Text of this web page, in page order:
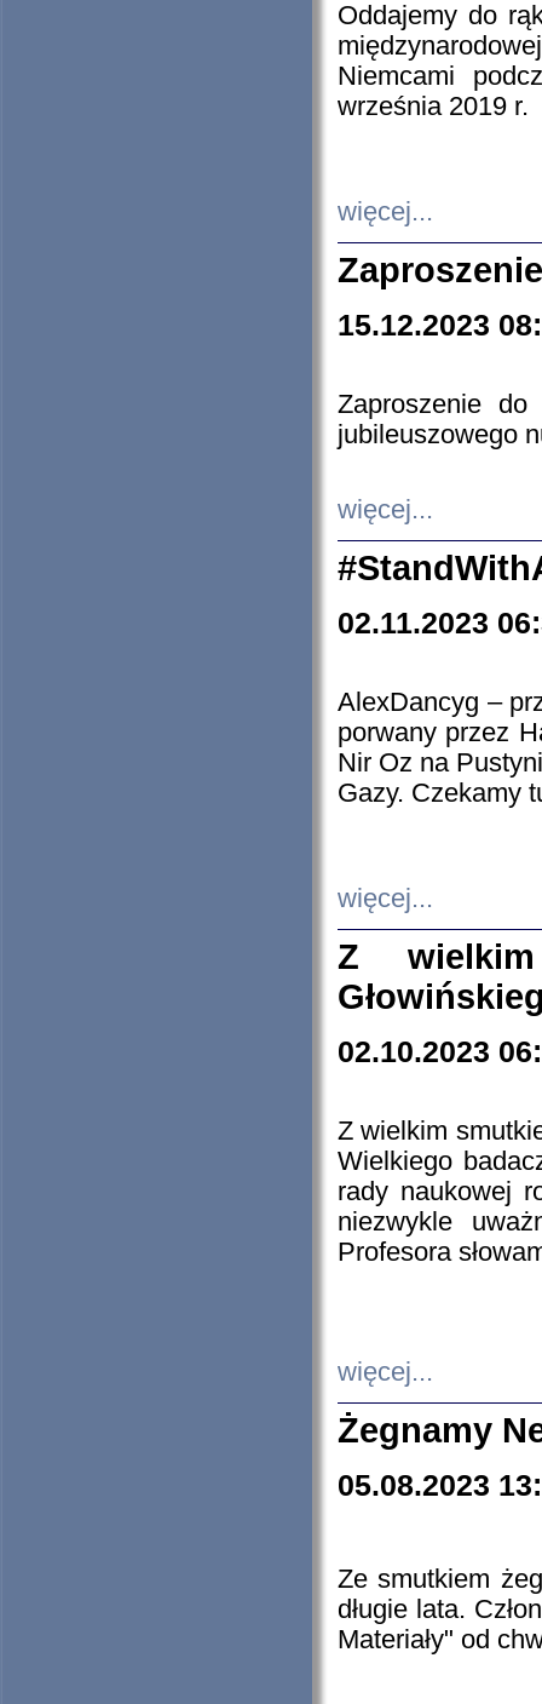
Oddajemy do
Niemcami
września 2019 r.
więcej...
15.12.2023
Zaproszenie do
jubileuszowego
więcej...
02.11.2023
AlexDancyg –
porwany przez
Nir Oz na
Gazy. Czekamy
więcej...
Z
02.10.2023
Z wielkim
Wielkiego
rady naukowej
niezwykle
Profesora
więcej...
Żegnamy
05.08.2023
Ze smutkiem
długie lata.
Materiały" od